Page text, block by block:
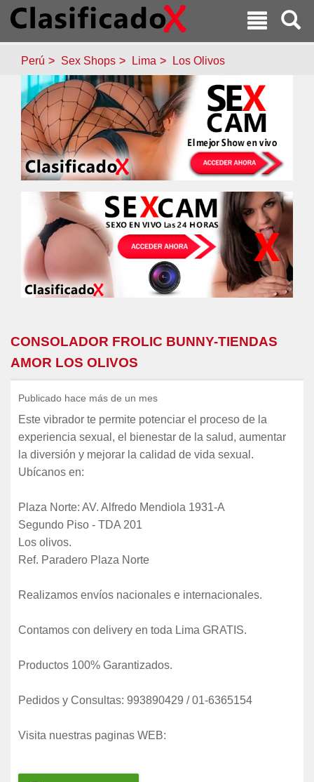
Perú Sex Shops Lima Los Olivos
CONSOLADOR FROLIC BUNNY-TIENDAS
AMOR LOS OLIVOS
Publicado hace más de un mes
Este vibrador te permite potenciar el proceso de la
experiencia sexual, el bienestar de la salud, aumentar
la diversión y mejorar la calidad de vida sexual.
Ubícanos en:
Plaza Norte: AV. Alfredo Mendiola 1931-A
Segundo Piso - TDA 201
Los olivos.
Ref. Paradero Plaza Norte
Realizamos envíos nacionales e internacionales.
Contamos con delivery en toda Lima GRATIS.
Productos 100% Garantizados.
Pedidos y Consultas: 993890429 / 01-6365154
Visita nuestras paginas WEB: